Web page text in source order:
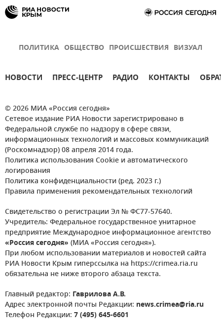
ПОЛИТИКА ОБЩЕСТВО ПРОИСШЕСТВИЯ ВИЗУАЛ
НОВОСТИ ПРЕСС-ЦЕНТР РАДИО КОНТАКТЫ
© 2026 МИА «Россия сегодня»
Сетевое издание РИА Новости зарегистрировано в
Федеральной службе по надзору в сфере связи,
информационных технологий и массовых коммуникаций
(Роскомнадзор) 08 апреля 2014 года.
Политика использования Cookie и автоматического
логирования
Политика конфиденциальности (ред. 2023 г.)
Правила применения рекомендательных технологий
Свидетельство о регистрации Эл № ФС77-57640.
Учредитель: Федеральное государственное унитарное
предприятие Международное информационное агентство
«Россия сегодня» (МИА «Россия сегодня»).
При любом использовании материалов и новостей сайта
РИА Новости Крым гиперссылка на https://crimea.ria.ru
обязательна не ниже второго абзаца текста.
Главный редактор: Гаврилова А.В.
Адрес электронной почты Редакции: news.crimea@ria.ru
Телефон Редакции: 7 (495) 645-6601